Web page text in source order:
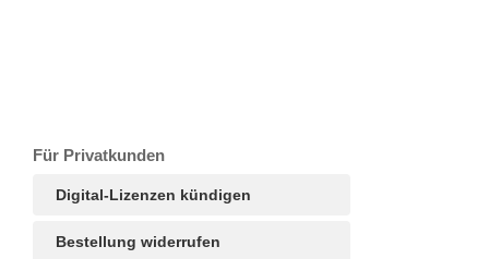
Für Privatkunden
Digital-Lizenzen kündigen
Bestellung widerrufen